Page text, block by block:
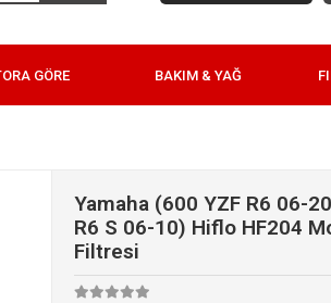
GÖRE BAKIM & YAĞ
Yamaha (600 YZF R6 06-
R6 S 06-10) Hiflo HF204
Filtresi